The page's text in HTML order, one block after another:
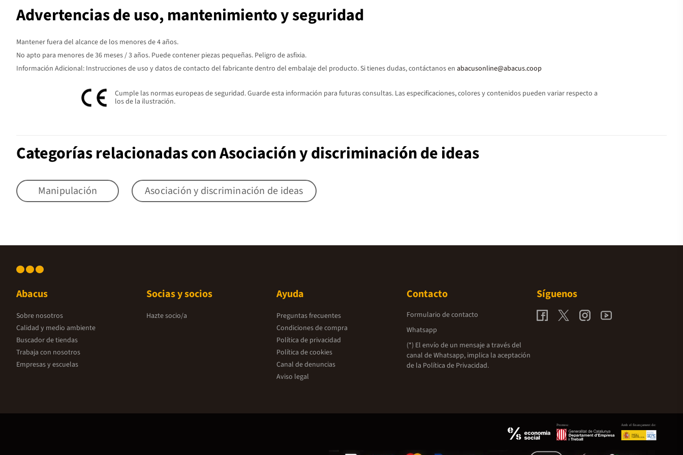
Advertencias de uso, mantenimiento y seguridad
Mantener fuera del alcance de los menores de 4 años.
No apto para menores de 36 meses / 3 años. Puede contener piezas pequeñas. Peligro de asfixia.
Información Adicional: Instrucciones de uso y datos de contacto del fabricante dentro del embalaje del producto. Si tienes dudas, contáctanos en abacusonline@abacus.coop
Cumple las normas europeas de seguridad. Guarde esta información para futuras consultas. Las especificaciones, colores y contenidos pueden variar respecto a
los de la ilustración.
Categorías relacionadas con Asociación y discriminación de ideas
Manipulación Asociación y discriminación de ideas
Abacus
Sobre nosotros
Calidad y medio ambiente
Buscador de tiendas
Trabaja con nosotros
Empresas y escuelas
Socias y socios
Hazte socio/a
Ayuda
Preguntas frecuentes
Condiciones de compra
Política de privacidad
Política de cookies
Canal de denuncias
Aviso legal
Contacto
Formulario de contacto
Whatsapp
(*) El envío de un mensaje a través del
canal de Whatsapp, implica la aceptación
de la Política de Privacidad.
Síguenos
Promou: Amb el finançament de: